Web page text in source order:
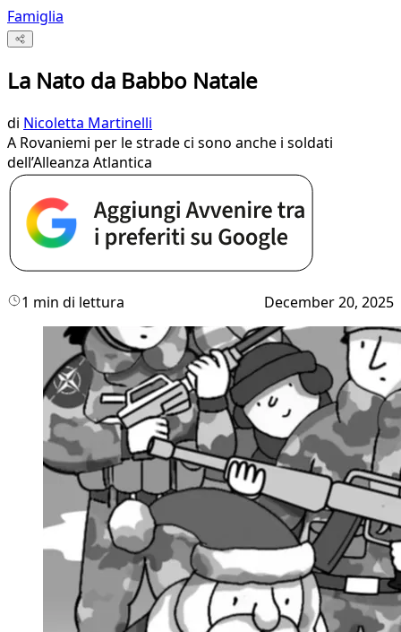
Famiglia
La Nato da Babbo Natale
di Nicoletta Martinelli
A Rovaniemi per le strade ci sono anche i soldati
dell’Alleanza Atlantica
1 min di lettura December 20, 2025